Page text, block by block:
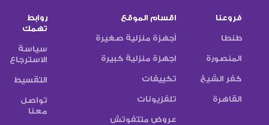
فروعنا
طنطا
المنصورة
كفر الشيخ
القاهرة
اقسام الموقع
أجهزة منزلية صغيرة
اجهزة منزلية كبيرة
تكييفات
تلفزيونات
عروض متتفوتش
روابط
تهمك
سياسة
الاسترجاع
التقسيط
تواصل
معنا